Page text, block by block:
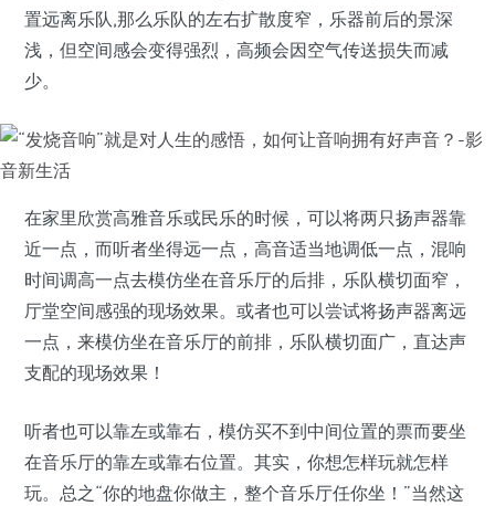
置远离乐队,那么乐队的左右扩散度窄，乐器前后的景深
浅，但空间感会变得强烈，高频会因空气传送损失而减
少。
在家里欣赏高雅音乐或民乐的时候，可以将两只扬声器靠
近一点，而听者坐得远一点，高音适当地调低一点，混响
时间调高一点去模仿坐在音乐厅的后排，乐队横切面窄，
厅堂空间感强的现场效果。或者也可以尝试将扬声器离远
一点，来模仿坐在音乐厅的前排，乐队横切面广，直达声
支配的现场效果！
听者也可以靠左或靠右，模仿买不到中间位置的票而要坐
在音乐厅的靠左或靠右位置。其实，你想怎样玩就怎样
玩。总之“你的地盘你做主，整个音乐厅任你坐！”当然这